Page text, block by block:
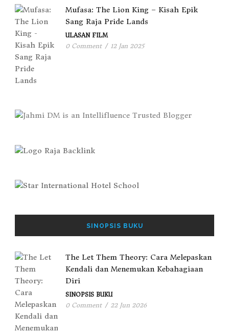
Mufasa: The Lion King – Kisah Epik
Sang Raja Pride Lands
ULASAN FILM
0 Comment / 12 Jan 2025
SINOPSIS BUKU
The Let Them Theory: Cara Melepaskan
Kendali dan Menemukan Kebahagiaan
Diri
SINOPSIS BUKU
0 Comment / 22 Jun 2026